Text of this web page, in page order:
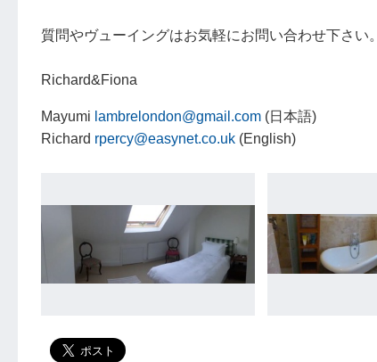
質問やヴューイングはお気軽にお問い合わせ下さい。
Richard&Fiona
Mayumi lambrelondon@gmail.com(日本語)
Richard rpercy@easynet.co.uk(English)